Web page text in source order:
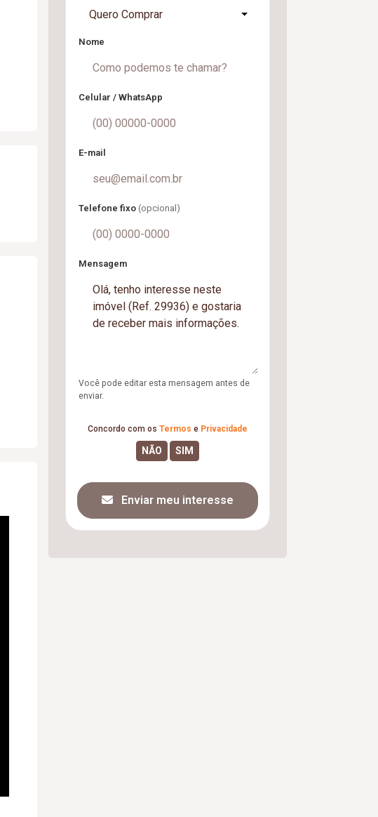
Quero Comprar
Nome
Celular / WhatsApp
E-mail
Telefone fixo (opcional)
Mensagem
Você pode editar esta mensagem antes de
enviar.
Concordo com os Termos e Privacidade
Enviar meu interesse